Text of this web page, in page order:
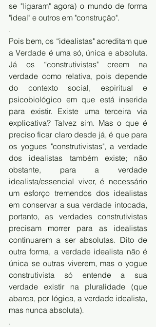
se "ligaram" agora) o mundo de forma
"ideal" e outros em "construção".
.
Pois bem, os “idealistas" acreditam que
a Verdade é uma só, única e absoluta.
Já os “construtivistas" creem na
verdade como relativa, pois depende
do contexto social, espiritual e
psicobiológico em que está inserida
para existir. Existe uma terceira via
explicativa? Talvez sim. Mas o que é
preciso ficar claro desde já, é que para
os yogues "construtivistas", a verdade
dos idealistas também existe; não
obstante, para a verdade
idealista/essencial viver, é necessário
um esforço tremendos dos idealistas
em conservar a sua verdade intocada,
portanto, as verdades construtivistas
precisam morrer para as idealistas
continuarem a ser absolutas. Dito de
outra forma, a verdade idealista não é
única se outras viverem, mas o yogue
construtivista só entende a sua
verdade existir na pluralidade (que
abarca, por lógica, a verdade idealista,
mas nunca absoluta).
.